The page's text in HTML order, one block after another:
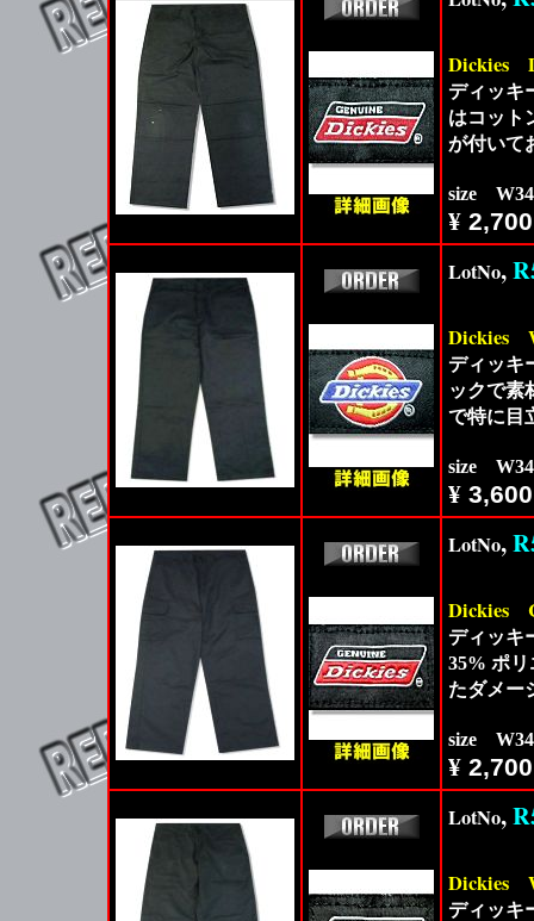
Dickies
ディッキ
はコット
が付いて
size
¥ 2,700
LotNo,
Dickies
ディッキ
ックで素
で特に目
size
¥ 3,600
LotNo,
Dickies
ディッキ
35% ポ
たダメー
size
¥ 2,700
LotNo,
Dickies
ディッキ